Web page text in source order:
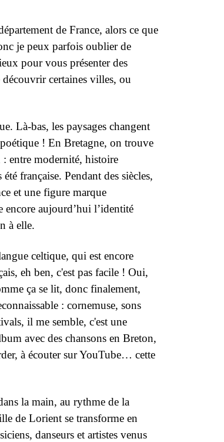
de France, alors ce que
je peux parfois oublier de
pour vous présenter des
découvrir certaines villes, ou
Là-bas, les paysages changent
poétique ! En Bretagne, on trouve
entre modernité, histoire
française. Pendant des siècles,
et une figure marque
encore aujourd’hui l’identité
à elle.
celtique, qui est encore
eh ben, c'est pas facile ! Oui,
ça se lit, donc finalement,
: cornemuse, sons
il me semble, c'est une
avec des chansons en Breton,
à écouter sur YouTube… cette
la main, au rythme de la
de Lorient se transforme en
danseurs et artistes venus